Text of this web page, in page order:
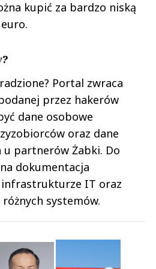
kupić za bardzo niską
Portal zwraca
przez hakerów
dane osobowe
oraz dane
partnerów Żabki. Do
dokumentacja
IT oraz
systemów.